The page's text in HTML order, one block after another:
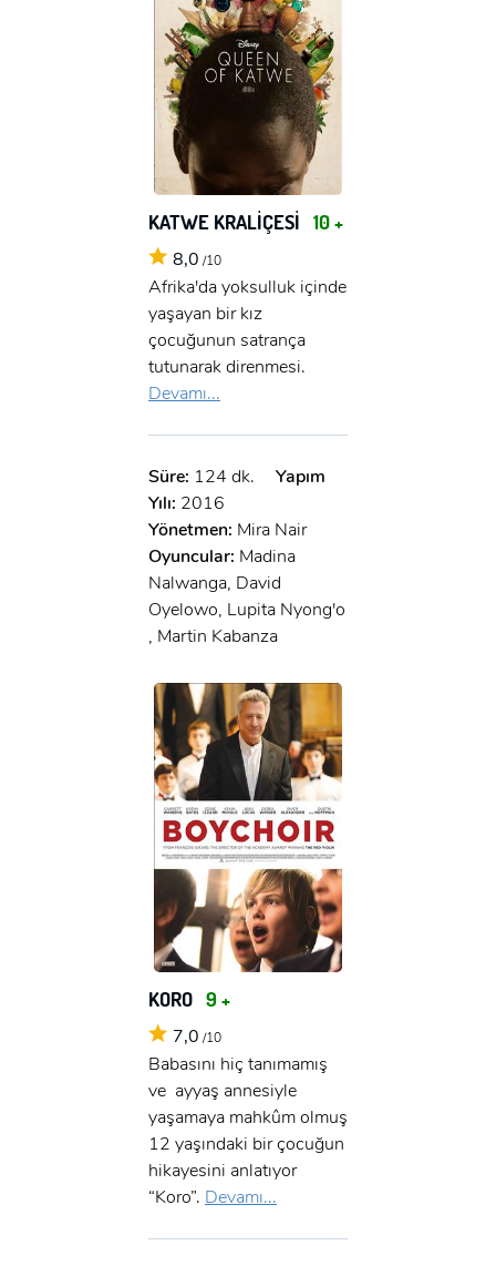
GIRIŞ YAP
Şifre:
ÜYE OL
Ad Soyad:
E-Posta:
KATWE KRALİÇESİ 10 +
8,0 /10
Afrika'da yoksulluk içinde
yaşayan bir kız
çocuğunun satrança
tutunarak direnmesi.
Devamı...
Süre: 124 dk.
Yapım
Yılı: 2016
Yönetmen: Mira Nair
Oyuncular: Madina
Nalwanga, David
Oyelowo, Lupita Nyong'o
, Martin Kabanza
KORO 9 +
7,0 /10
Babasını hiç tanımamış
ve ayyaş annesiyle
yaşamaya mahkûm olmuş
12 yaşındaki bir çocuğun
hikayesini anlatıyor
“Koro”. Devamı...